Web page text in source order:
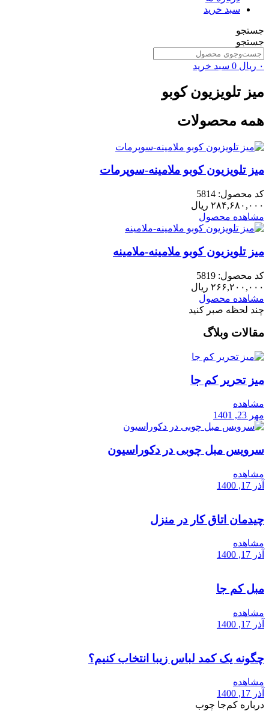
سبد خرید
جستجو
جستجو
۰ ریال 0 سبد خرید
میز تلویزیون کوبو
همه محصولات
میز تلویزیون کوبو ملامینه-سوپرمات
کد محصول: 5814
۲۸۴,۶۸۰,۰۰۰ ریال
مشاهده محصول
میز تلویزیون کوبو ملامینه-ملامینه
کد محصول: 5819
۲۶۶,۲۰۰,۰۰۰ ریال
مشاهده محصول
چند لحظه صبر کنید
مقالات وبلاگ
میز تحریر کم جا
مشاهده
مهر 23, 1401
سرویس مبل چوبی در دکوراسیون
مشاهده
آذر 17, 1400
چیدمان اتاق کار در منزل
مشاهده
آذر 17, 1400
مبل کم جا
مشاهده
آذر 17, 1400
چگونه یک کمد لباس زیبا انتخاب کنیم؟
مشاهده
آذر 17, 1400
درباره کم‌جا چوب